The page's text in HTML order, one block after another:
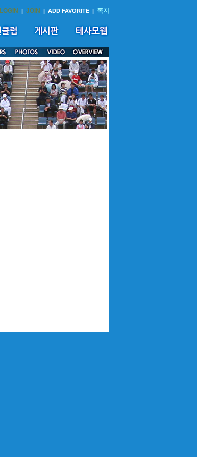
LOGIN | JOIN | ADD FAVORITE | 쪽지